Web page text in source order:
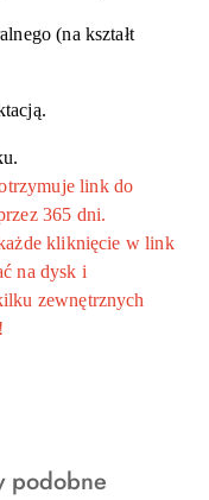
(na kształt
link do
365 dni.
kliknięcie w link
na dysk i
zewnętrznych
podobne